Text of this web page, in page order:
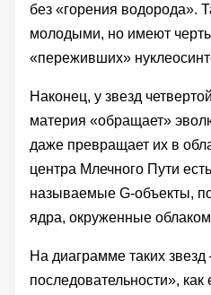
без «горения водорода».
молодыми, но имеют
«переживших»
Наконец, у звезд
материя «обращает»
даже превращает их в
центра Млечного Пути
называемые G-объекты,
ядра, окруженные облаком
На диаграмме таких
последовательности»,